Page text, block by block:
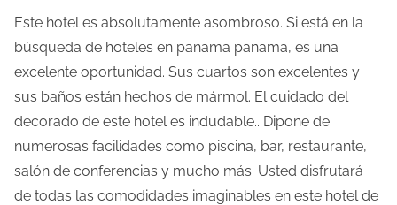
t
u
d
a
Este hotel es absolutamente asombroso. Si está en la
búsqueda de hoteles en panama panama, es una
excelente oportunidad. Sus cuartos son excelentes y
sus baños están hechos de mármol. El cuidado del
decorado de este hotel es indudable.. Dipone de
numerosas facilidades como piscina, bar, restaurante,
salón de conferencias y mucho más. Usted disfrutará
de todas las comodidades imaginables en este hotel de